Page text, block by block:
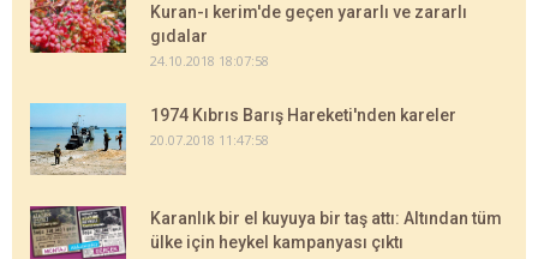
Kuran-ı kerim'de geçen yararlı ve zararlı
gıdalar
24.10.2018 18:07:58
1974 Kıbrıs Barış Hareketi'nden kareler
20.07.2018 11:47:58
Karanlık bir el kuyuya bir taş attı: Altından tüm
ülke için heykel kampanyası çıktı